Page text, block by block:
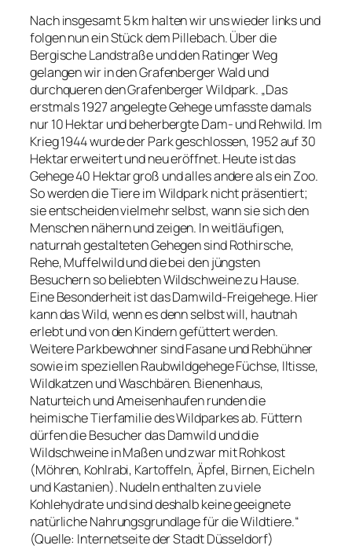
Nach insgesamt 5 km halten wir uns wieder links und
folgen nun ein Stück dem Pillebach. Über die
Bergische Landstraße und den Ratinger Weg
gelangen wir in den Grafenberger Wald und
durchqueren den Grafenberger Wildpark. „Das
erstmals 1927 angelegte Gehege umfasste damals
nur 10 Hektar und beherbergte Dam- und Rehwild. Im
Krieg 1944 wurde der Park geschlossen, 1952 auf 30
Hektar erweitert und neu eröffnet. Heute ist das
Gehege 40 Hektar groß und alles andere als ein Zoo.
So werden die Tiere im Wildpark nicht präsentiert;
sie entscheiden vielmehr selbst, wann sie sich den
Menschen nähern und zeigen. In weitläufigen,
naturnah gestalteten Gehegen sind Rothirsche,
Rehe, Muffelwild und die bei den jüngsten
Besuchern so beliebten Wildschweine zu Hause.
Eine Besonderheit ist das Damwild-Freigehege. Hier
kann das Wild, wenn es denn selbst will, hautnah
erlebt und von den Kindern gefüttert werden.
Weitere Parkbewohner sind Fasane und Rebhühner
sowie im speziellen Raubwildgehege Füchse, Iltisse,
Wildkatzen und Waschbären. Bienenhaus,
Naturteich und Ameisenhaufen runden die
heimische Tierfamilie des Wildparkes ab. Füttern
dürfen die Besucher das Damwild und die
Wildschweine in Maßen und zwar mit Rohkost
(Möhren, Kohlrabi, Kartoffeln, Äpfel, Birnen, Eicheln
und Kastanien). Nudeln enthalten zu viele
Kohlehydrate und sind deshalb keine geeignete
natürliche Nahrungsgrundlage für die Wildtiere.“
(Quelle: Internetseite der Stadt Düsseldorf)